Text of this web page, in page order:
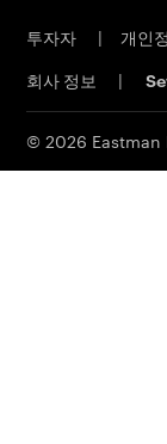
고객 포털
영업 문의
물질 안전 보건 자
연락처
투자자 | 개인
회사 정보 |
© 2026 Eastman